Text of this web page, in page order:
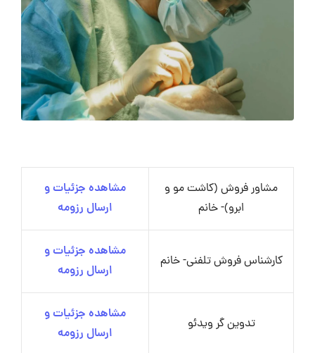
مشاور فروش (کاشت مو و
ابرو)- خانم
مشاهده جزئیات و
ارسال رزومه
کارشناس فروش تلفنی- خانم
مشاهده جزئیات و
ارسال رزومه
تدوین گر ویدئو
مشاهده جزئیات و
ارسال رزومه